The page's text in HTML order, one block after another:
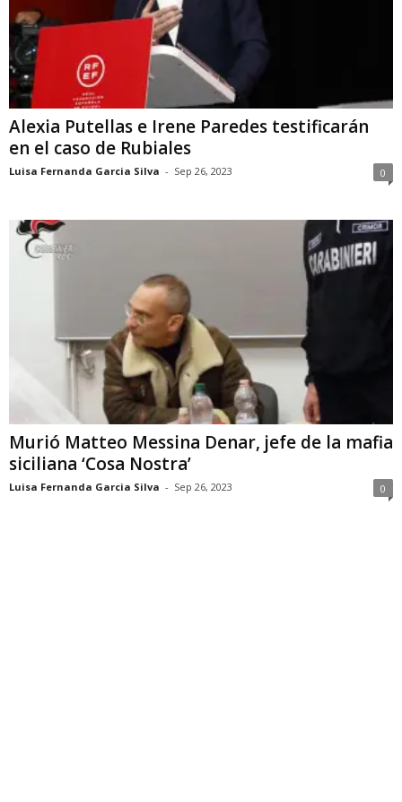
Alexia Putellas e Irene Paredes testificarán
en el caso de Rubiales
Luisa Fernanda Garcia Silva - Sep 26, 2023 0
Murió Matteo Messina Denar, jefe de la mafia
siciliana ‘Cosa Nostra’
Luisa Fernanda Garcia Silva - Sep 26, 2023 0